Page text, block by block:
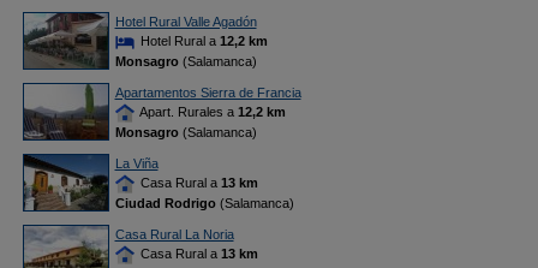
Hotel Rural Valle Agadón
Hotel Rural a 12,2 km
Monsagro(Salamanca)
Apartamentos Sierra de Francia
Apart. Rurales a 12,2 km
Monsagro(Salamanca)
La Viña
Casa Rural a 13 km
Ciudad Rodrigo(Salamanca)
Casa Rural La Noria
Casa Rural a 13 km